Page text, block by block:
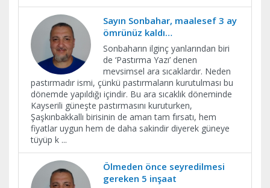
Sayın Sonbahar, maalesef 3 ay
ömrünüz kaldı…
Sonbaharın ilginç yanlarından biri
de ‘Pastırma Yazı’ denen
mevsimsel ara sıcaklardır. Neden
pastırmadır ismi, çünkü pastırmaların kurutulması bu
dönemde yapıldığı içindir. Bu ara sıcaklık döneminde
Kayserili güneşte pastırmasını kuruturken,
Şaşkınbakkallı birisinin de aman tam fırsatı, hem
fiyatlar uygun hem de daha sakindir diyerek güneye
tüyüp k ...
Ölmeden önce seyredilmesi
gereken 5 inşaat